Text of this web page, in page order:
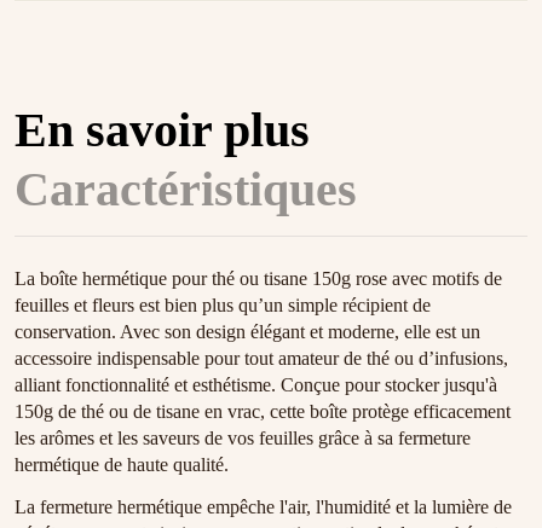
En savoir plus
Caractéristiques
La boîte hermétique pour thé ou tisane 150g rose avec motifs de
feuilles et fleurs est bien plus qu’un simple récipient de
conservation. Avec son design élégant et moderne, elle est un
accessoire indispensable pour tout amateur de thé ou d’infusions,
alliant fonctionnalité et esthétisme. Conçue pour stocker jusqu'à
150g de thé ou de tisane en vrac, cette boîte protège efficacement
les arômes et les saveurs de vos feuilles grâce à sa fermeture
hermétique de haute qualité.
La fermeture hermétique empêche l'air, l'humidité et la lumière de